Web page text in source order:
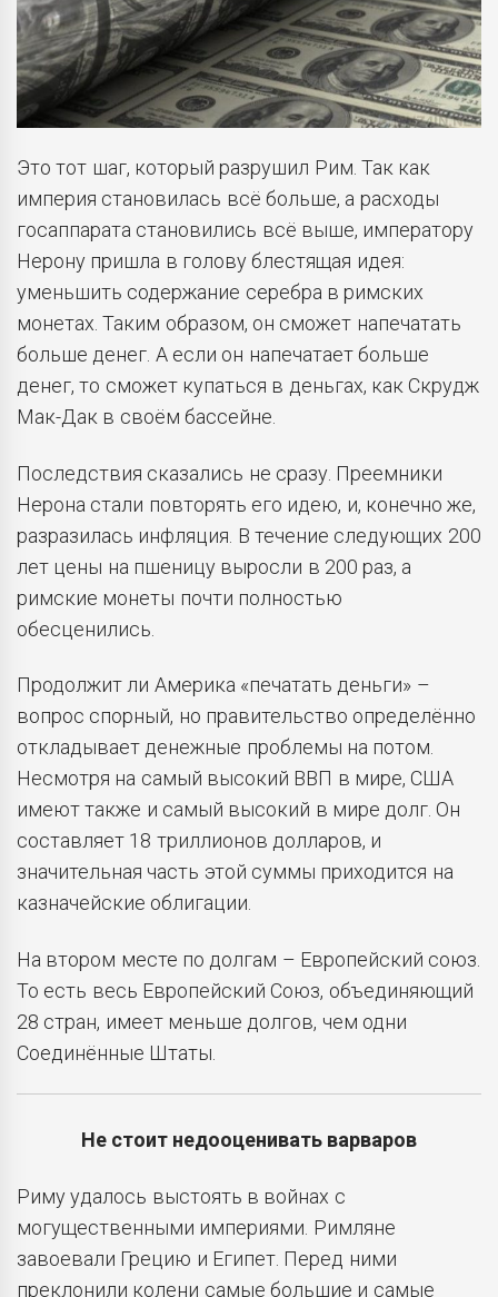
Это тот шаг, который разрушил Рим. Так как
империя становилась всё больше, а расходы
госаппарата становились всё выше, императору
Нерону пришла в голову блестящая идея:
уменьшить содержание серебра в римских
монетах. Таким образом, он сможет напечатать
больше денег. А если он напечатает больше
денег, то сможет купаться в деньгах, как Скрудж
Мак-Дак в своём бассейне.
Последствия сказались не сразу. Преемники
Нерона стали повторять его идею, и, конечно же,
разразилась инфляция. В течение следующих 200
лет цены на пшеницу выросли в 200 раз, а
римские монеты почти полностью
обесценились.
Продолжит ли Америка «печатать деньги» –
вопрос спорный, но правительство определённо
откладывает денежные проблемы на потом.
Несмотря на самый высокий ВВП в мире, США
имеют также и самый высокий в мире долг. Он
составляет 18 триллионов долларов, и
значительная часть этой суммы приходится на
казначейские облигации.
На втором месте по долгам – Европейский союз.
То есть весь Европейский Союз, объединяющий
28 стран, имеет меньше долгов, чем одни
Соединённые Штаты.
Не стоит недооценивать варваров
Риму удалось выстоять в войнах с
могущественными империями. Римляне
завоевали Грецию и Египет. Перед ними
преклонили колени самые большие и самые